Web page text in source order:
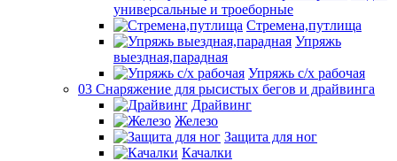
универсальные и троеборные
Стремена,путлища
Упряжь
выездная,парадная
Упряжь с/х рабочая
03 Снаряжение для рысистых бегов и драйвинга
Драйвинг
Железо
Защита для ног
Качалки